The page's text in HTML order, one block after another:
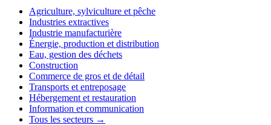
Agriculture, sylviculture et pêche
Industries extractives
Industrie manufacturière
Énergie, production et distribution
Eau, gestion des déchets
Construction
Commerce de gros et de détail
Transports et entreposage
Hébergement et restauration
Information et communication
Tous les secteurs →